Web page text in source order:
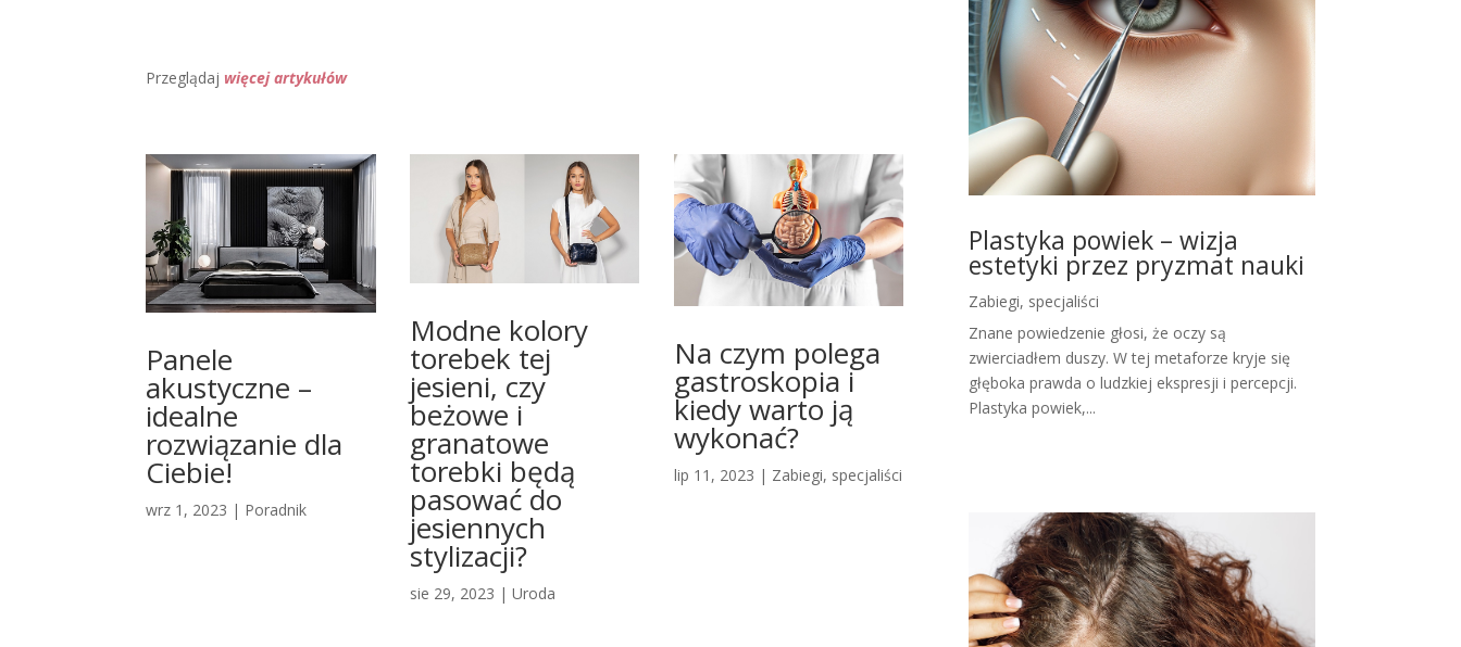
Przeglądaj więcej artykułów
Panele
akustyczne –
idealne
rozwiązanie dla
Ciebie!
wrz 1, 2023 | Poradnik
Modne kolory
torebek tej
jesieni, czy
beżowe i
granatowe
torebki będą
pasować do
jesiennych
stylizacji?
sie 29, 2023 |Uroda
Na czym polega
gastroskopia i
kiedy warto ją
wykonać?
lip 11, 2023 | Zabiegi, specjaliści
Plastyka powiek – wizja
estetyki przez pryzmat nauki
Zabiegi, specjaliści
Znane powiedzenie głosi, że oczy są
zwierciadłem duszy. W tej metaforze kryje się
głęboka prawda o ludzkiej ekspresji i percepcji.
Plastyka powiek,...